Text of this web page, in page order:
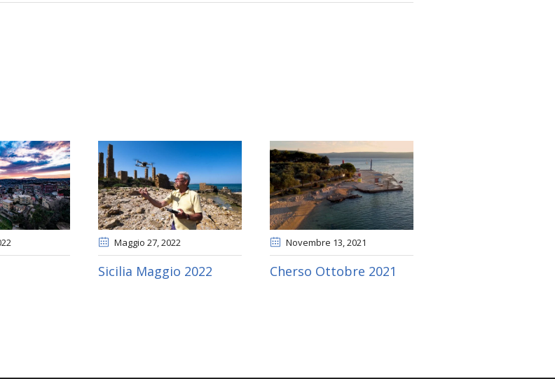
Maggio 27, 2022
Sicilia Maggio 2022
Novembre 13, 2021
Cherso Ottobre 2021